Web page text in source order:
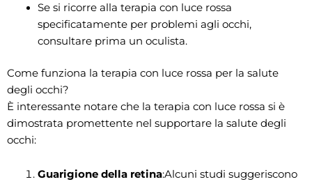
Se si ricorre alla terapia con luce rossa
specificatamente per problemi agli occhi,
consultare prima un oculista.
Come funziona la terapia con luce rossa per la salute
degli occhi?
È interessante notare che la terapia con luce rossa si è
dimostrata promettente nel supportare la salute degli
occhi:
Guarigione della retina:Alcuni studi suggeriscono